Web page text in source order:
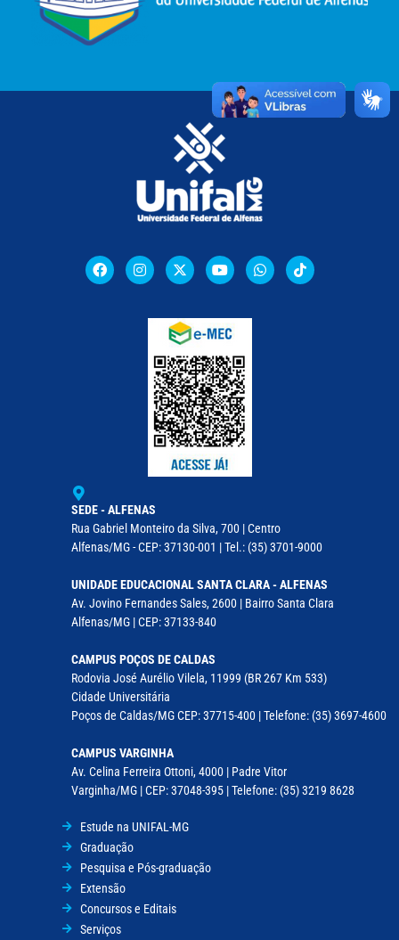
SEDE - ALFENAS
Rua Gabriel Monteiro da Silva, 700 | Centro
Alfenas/MG - CEP: 37130-001 | Tel.: (35) 3701-9000
UNIDADE EDUCACIONAL SANTA CLARA - ALFENAS
Av. Jovino Fernandes Sales, 2600 | Bairro Santa Clara
Alfenas/MG | CEP: 37133-840
CAMPUS POÇOS DE CALDAS
Rodovia José Aurélio Vilela, 11999 (BR 267 Km 533)
Cidade Universitária
Poços de Caldas/MG CEP: 37715-400 | Telefone: (35) 3697-4600
CAMPUS VARGINHA
Av. Celina Ferreira Ottoni, 4000 | Padre Vitor
Varginha/MG | CEP: 37048-395 | Telefone: (35) 3219 8628
Estude na UNIFAL-MG
Graduação
Pesquisa e Pós-graduação
Extensão
Concursos e Editais
Serviços